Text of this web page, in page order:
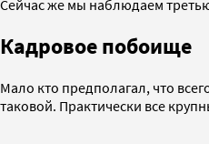
Сейчас же мы наблюдаем
Кадровое побоище
Мало кто предполагал, что
таковой. Практически все